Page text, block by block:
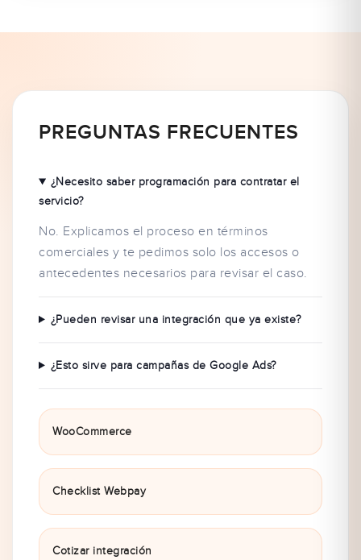
PREGUNTAS FRECUENTES
¿Necesito saber programación para contratar el
servicio?
No. Explicamos el proceso en términos
comerciales y te pedimos solo los accesos o
antecedentes necesarios para revisar el caso.
¿Pueden revisar una integración que ya existe?
¿Esto sirve para campañas de Google Ads?
WooCommerce
Checklist Webpay
Cotizar integración